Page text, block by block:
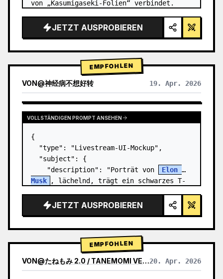
von „Kasumigaseki-Folien“ verbindet.
JETZT AUSPROBIEREN
EMPFOHLEN
VON@神经病不想好转 19. Apr. 2026
VOLLSTÄNDIGEN PROMPT ANSEHEN
{
  "type": "Livestream-UI-Mockup",
  "subject": {
    "description": "Porträt von
Elon
Musk
, lächelnd, trägt ein schwarzes T-
Grafik",
    "background": "linke Seite zeigt
JETZT AUSPROBIEREN
EMPFOHLEN
VON@たねもみ 2.0 / TANEMOMI VER2.0 20. Apr. 2026